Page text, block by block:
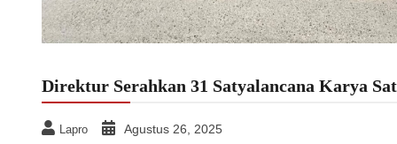
Direktur Serahkan 31 Satyalancana Karya
Lapro Agustus 26, 2025